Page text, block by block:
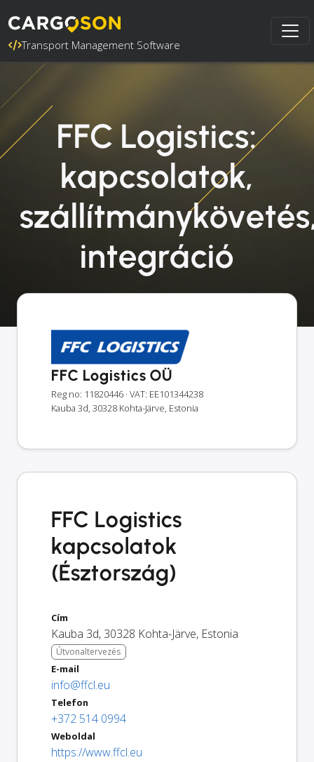
Transport Management Software
FFC Logistics:
kapcsolatok,
integráció
FFC Logistics OÜ
Reg no: 11820446 · VAT: EE101344238
Kauba 3d, 30328 Kohta-Järve, Estonia
FFC Logistics
kapcsolatok
(Észtország)
Cím
Kauba 3d, 30328 Kohta-Järve, Estonia
Útvonaltervezés
E-mail
info@ffcl.eu
Telefon
+372 514 0994
Weboldal
https://www.ffcl.eu